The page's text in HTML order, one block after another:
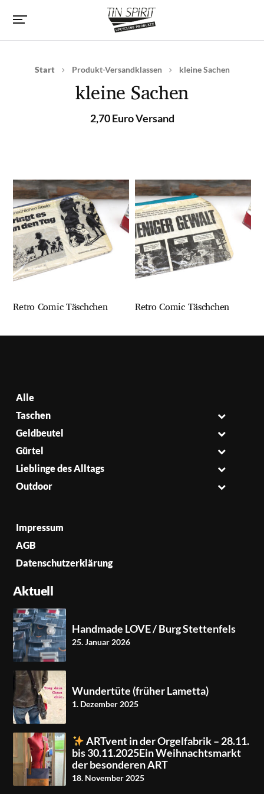
Start Produkt-Versandklassen kleine Sachen
kleine Sachen
2,70 Euro Versand
Retro Comic Täschchen Retro Comic Täschchen
Alle
Taschen
Geldbeutel
Gürtel
Lieblinge des Alltags
Outdoor
Impressum
AGB
Datenschutzerklärung
Aktuell
Handmade LOVE / Burg Stettenfels
25. Januar 2026
Wundertüte (früher Lametta)
1. Dezember 2025
ARTvent in der Orgelfabrik – 28.11.
bis 30.11.2025Ein Weihnachtsmarkt
der besonderen ART
18. November 2025